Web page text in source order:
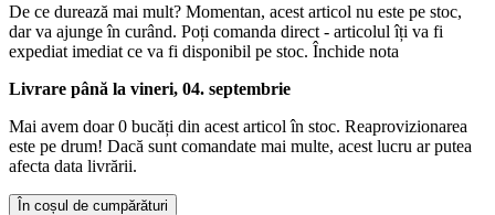
De ce durează mai mult? Momentan, acest articol nu este pe stoc,
dar va ajunge în curând. Poți comanda direct - articolul îți va fi
expediat imediat ce va fi disponibil pe stoc. Închide nota
Livrare până la vineri, 04. septembrie
Mai avem doar 0 bucăți din acest articol în stoc. Reaprovizionarea
este pe drum! Dacă sunt comandate mai multe, acest lucru ar putea
afecta data livrării.
În coșul de cumpărături